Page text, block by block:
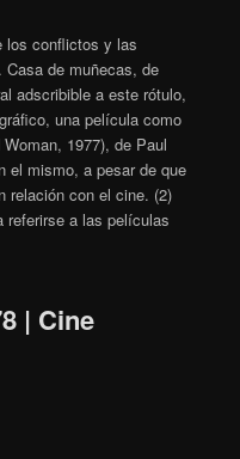
los conflictos y las
Casa de muñecas, de
adscribible a este rótulo,
una película como
1977), de Paul
el mismo, a pesar de que
relación con el cine. (2)
referirse a las películas
| Cine